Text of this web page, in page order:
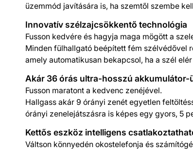
üzemmód javítására is, ha szemtől szembe
Innovatív szélzajcsökkentő technológia
Fusson kedvére és hagyja maga mögött a
Minden fülhallgató beépített fém szélvédővel
amely automatikusan bekapcsol, ha a szél
Akár 36 órás ultra-hosszú akkumulátor-
Fusson maratont a kedvenc zenéjével.
Hallgass akár 9 órányi zenét egyetlen
órányi zenelejátszásra is képes egy gyors, 5
Kettős eszköz intelligens
Váltson könnyedén okostelefonja és